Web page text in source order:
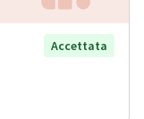
Accettata